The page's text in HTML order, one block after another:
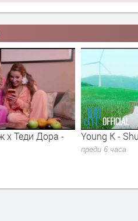
Young K - Shut The Door